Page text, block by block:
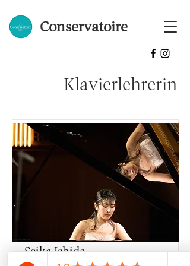
Conservatoire
Klavierlehrerin
Seika Ishida